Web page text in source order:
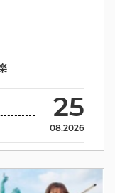
25
08.2026